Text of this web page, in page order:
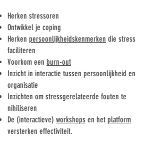
Herken stressoren
Ontwikkel je coping
Herken persoonlijkheidskenmerken die stress
faciliteren
Voorkom een burn-out
Inzicht in interactie tussen persoonlijkheid en
organisatie
Inzichten om stressgerelateerde fouten te
nihiliseren
De (interactieve) workshops en het platform
versterken effectiviteit.